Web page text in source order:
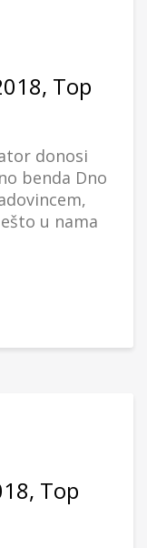
Top
donosi
benda Dno
u nama
Top